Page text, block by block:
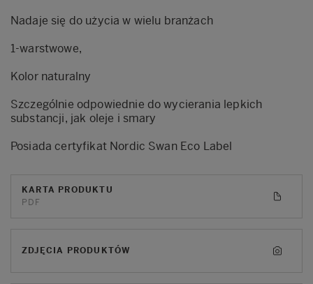
Nadaje się do użycia w wielu branżach
1-warstwowe,
Kolor naturalny
Szczególnie odpowiednie do wycierania lepkich
substancji, jak oleje i smary
Posiada certyfikat Nordic Swan Eco Label
KARTA PRODUKTU
PDF
ZDJĘCIA PRODUKTÓW